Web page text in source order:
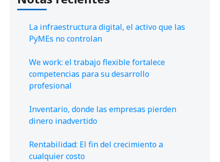
La infraestructura digital, el activo que las
PyMEs no controlan
We work: el trabajo flexible fortalece
competencias para su desarrollo
profesional
Inventario, donde las empresas pierden
dinero inadvertido
Rentabilidad: El fin del crecimiento a
cualquier costo